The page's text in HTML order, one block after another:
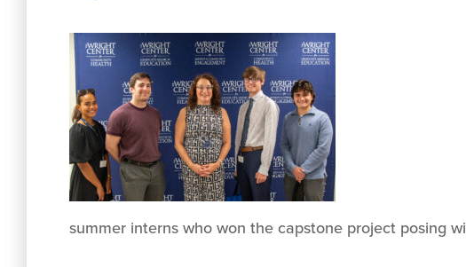
summer interns who won the capstone project posing